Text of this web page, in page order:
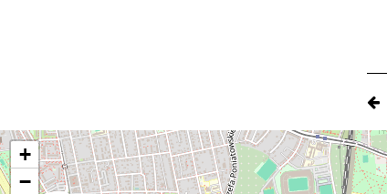
mapa
+
−